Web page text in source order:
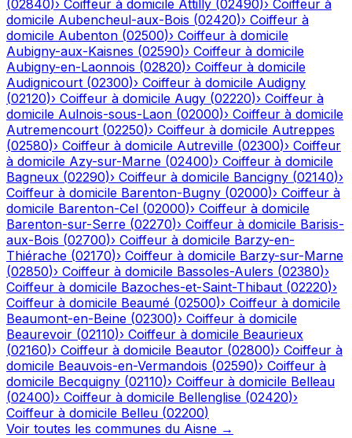
(02840)› Coiffeur à domicile Attilly (02490)› Coiffeur à
domicile Aubencheul-aux-Bois (02420)› Coiffeur à
domicile Aubenton (02500)› Coiffeur à domicile
Aubigny-aux-Kaisnes (02590)› Coiffeur à domicile
Aubigny-en-Laonnois (02820)› Coiffeur à domicile
Audignicourt (02300)› Coiffeur à domicile Audigny
(02120)› Coiffeur à domicile Augy (02220)› Coiffeur à
domicile Aulnois-sous-Laon (02000)› Coiffeur à domicile
Autremencourt (02250)› Coiffeur à domicile Autreppes
(02580)› Coiffeur à domicile Autreville (02300)› Coiffeur
à domicile Azy-sur-Marne (02400)› Coiffeur à domicile
Bagneux (02290)› Coiffeur à domicile Bancigny (02140)›
Coiffeur à domicile Barenton-Bugny (02000)› Coiffeur à
domicile Barenton-Cel (02000)› Coiffeur à domicile
Barenton-sur-Serre (02270)› Coiffeur à domicile Barisis-
aux-Bois (02700)› Coiffeur à domicile Barzy-en-
Thiérache (02170)› Coiffeur à domicile Barzy-sur-Marne
(02850)› Coiffeur à domicile Bassoles-Aulers (02380)›
Coiffeur à domicile Bazoches-et-Saint-Thibaut (02220)›
Coiffeur à domicile Beaumé (02500)› Coiffeur à domicile
Beaumont-en-Beine (02300)› Coiffeur à domicile
Beaurevoir (02110)› Coiffeur à domicile Beaurieux
(02160)› Coiffeur à domicile Beautor (02800)› Coiffeur à
domicile Beauvois-en-Vermandois (02590)› Coiffeur à
domicile Becquigny (02110)› Coiffeur à domicile Belleau
(02400)› Coiffeur à domicile Bellenglise (02420)›
Coiffeur à domicile Belleu (02200)
Voir toutes les communes du Aisne →